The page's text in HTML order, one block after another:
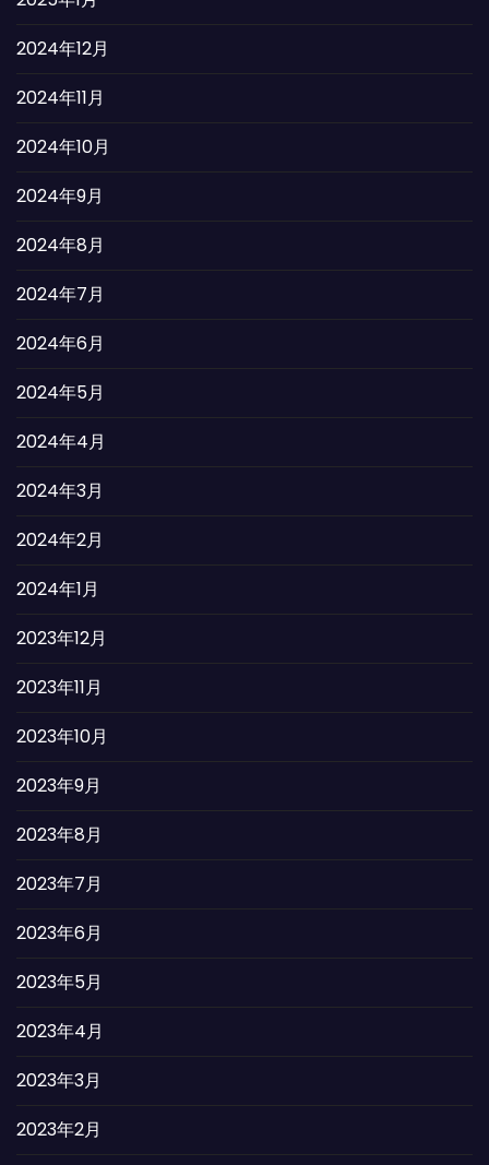
2024年12月
2024年11月
2024年10月
2024年9月
2024年8月
2024年7月
2024年6月
2024年5月
2024年4月
2024年3月
2024年2月
2024年1月
2023年12月
2023年11月
2023年10月
2023年9月
2023年8月
2023年7月
2023年6月
2023年5月
2023年4月
2023年3月
2023年2月